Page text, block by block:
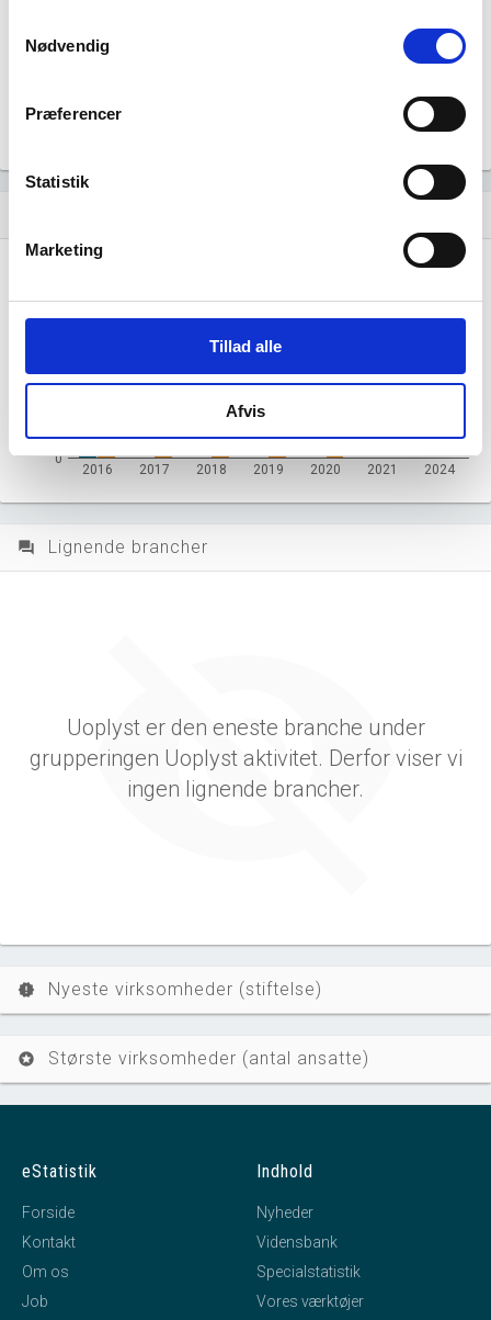
Nødvendig
Præferencer
Statistik
Marketing
Tillad alle
Afvis
Beskæftigede mænd i branchen
2016 2017 2018 2019 2020 2021 2024
0
3.000
question_answer Lignende brancher
Uoplyst er den eneste branche under
grupperingen Uoplyst aktivitet. Derfor viser vi
ingen lignende brancher.
new_releases Nyeste virksomheder (stiftelse)
stars Største virksomheder (antal ansatte)
eStatistik
Forside
Kontakt
Om os
Job
Indhold
Nyheder
Vidensbank
Specialstatistik
Vores værktøjer